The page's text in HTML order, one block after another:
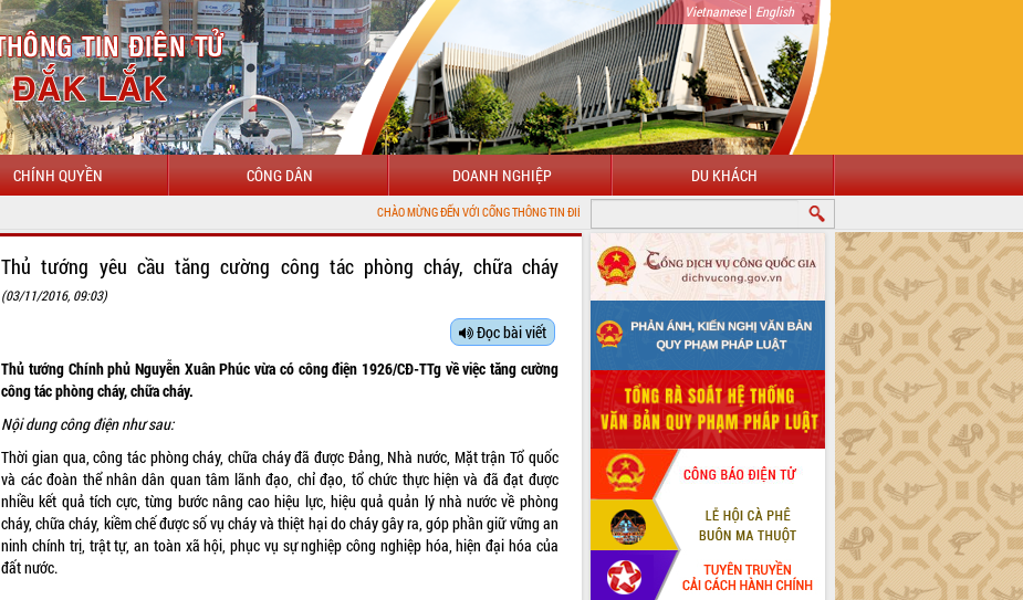
Vietnamese| English
CHÍNH QUYỀN CÔNG DÂN DOANH NGHIỆP DU KHÁCH
CHÀO MỪNG ĐẾN VỚI CỔNG THÔNG TIN ĐIỆN TỬ TỈNH ĐẮK LẮK
Thủ tướng yêu cầu tăng cường công tác phòng cháy, chữa cháy
(03/11/2016, 09:03)
Đọc bài viết
Thủ tướng Chính phủ Nguyễn Xuân Phúc vừa có công điện 1926/CĐ-TTg về việc tăng cường
công tác phòng cháy, chữa cháy.
Nội dung công điện như sau:
Thời gian qua, công tác phòng cháy, chữa cháy đã được Đảng, Nhà nước, Mặt trận Tổ quốc
và các đoàn thể nhân dân quan tâm lãnh đạo, chỉ đạo, tổ chức thực hiện và đã đạt được
nhiều kết quả tích cực, từng bước nâng cao hiệu lực, hiệu quả quản lý nhà nước về phòng
cháy, chữa cháy, kiềm chế được số vụ cháy và thiệt hại do cháy gây ra, góp phần giữ vững an
ninh chính trị, trật tự, an toàn xã hội, phục vụ sự nghiệp công nghiệp hóa, hiện đại hóa của
đất nước.